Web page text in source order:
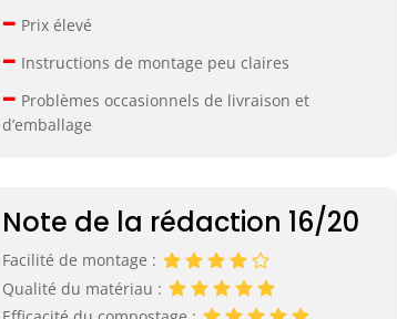
– Prix élevé
– Instructions de montage peu claires
– Problèmes occasionnels de livraison et
d’emballage
Note de la rédaction 16/20
Facilité de montage :
Qualité du matériau :